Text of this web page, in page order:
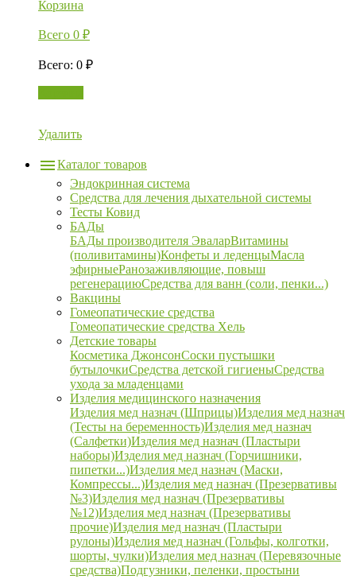
Корзина
Всего 0 ₽
Всего: 0 ₽
Удалить
Каталог товаров
Эндокринная система
Средства для лечения дыхательной системы
Тесты Ковид
БАДы
БАДы производителя ЭваларВитамины
(поливитамины)Конфеты и леденцыМасла
эфирныеРанозаживляющие, повыш
регенерациюСредства для ванн (соли, пенки...)
Вакцины
Гомеопатические средства
Гомеопатические средства Хель
Детские товары
Косметика ДжонсонСоски пустышки
бутылочкиСредства детской гигиеныСредства
ухода за младенцами
Изделия медицинского назначения
Изделия мед назнач (Шприцы)Изделия мед назнач
(Тесты на беременность)Изделия мед назнач
(Салфетки)Изделия мед назнач (Пластыри
наборы)Изделия мед назнач (Горчишники,
пипетки...)Изделия мед назнач (Маски,
Компрессы...)Изделия мед назнач (Презервативы
№3)Изделия мед назнач (Презервативы
№12)Изделия мед назнач (Презервативы
прочие)Изделия мед назнач (Пластыри
рулоны)Изделия мед назнач (Гольфы, колготки,
шорты, чулки)Изделия мед назнач (Перевязочные
средства)Подгузники, пеленки, простыни